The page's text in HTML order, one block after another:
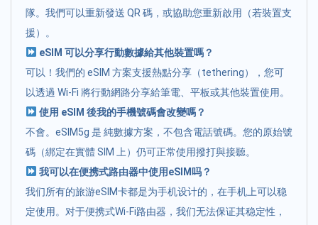
隊。我們可以重新發送 QR 碼，或協助您重新啟用（若裝置支
援）。
eSIM 可以分享行動數據給其他裝置嗎？
可以！我們的 eSIM 方案支援熱點分享（tethering），您可
以透過 Wi-Fi 將行動網路分享給筆電、平板或其他裝置使用。
使用 eSIM 後我的手機號碼會改變嗎？
不會。eSIM5g 是 純數據方案，不包含電話號碼。您的原始號
碼（綁定在實體 SIM 上）仍可正常使用撥打與接聽。
我可以在便携式路由器中使用eSIM吗？
我们所有的旅游eSIM卡都是为手机设计的，在手机上可以稳
定使用。对于便携式Wi-Fi路由器，我们无法保证其稳定性，